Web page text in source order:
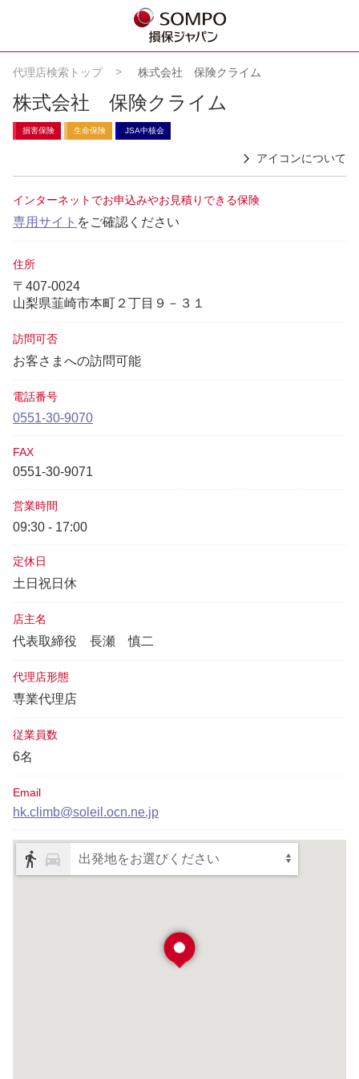
代理店検索トップ 株式会社 保険クライム
株式会社 保険クライム
損害保険 生命保険 JSA中核会
アイコンについて
インターネットでお申込みやお見積りできる保険
専用サイト をご確認ください
住所
〒407-0024
山梨県韮崎市本町２丁目９－３１
訪問可否
お客さまへの訪問可能
電話番号
0551-30-9070
FAX
0551-30-9071
営業時間
09:30 - 17:00
定休日
土日祝日休
店主名
代表取締役 長瀬 慎二
代理店形態
専業代理店
従業員数
6名
Email
hk.climb@soleil.ocn.ne.jp
出発地をお選びください